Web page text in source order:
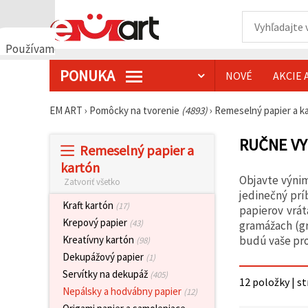
Používame
PONUKA NOVÉ AKCIE
EM ART › Pomôcky na tvorenie (4893)› Remeselný papier a
Remeselný papier a
kartón
Zatvoriť všetko
Kraft kartón (17)
Krepový papier (43)
Kreatívny kartón (98)
Dekupážový papier (1)
Servítky na dekupáž (405)
Nepálsky a hodvábny papier (12)
RUČNE
Objavte
jedinečný
papierov
gramážach
budú vaše
12 položky |